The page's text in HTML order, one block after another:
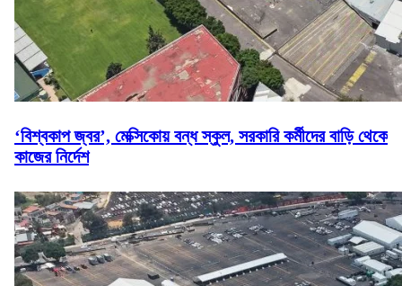
‘বিশ্বকাপ জ্বর’, মেক্সিকোয় বন্ধ স্কুল, সরকারি কর্মীদের বাড়ি থেকে
কাজের নির্দেশ